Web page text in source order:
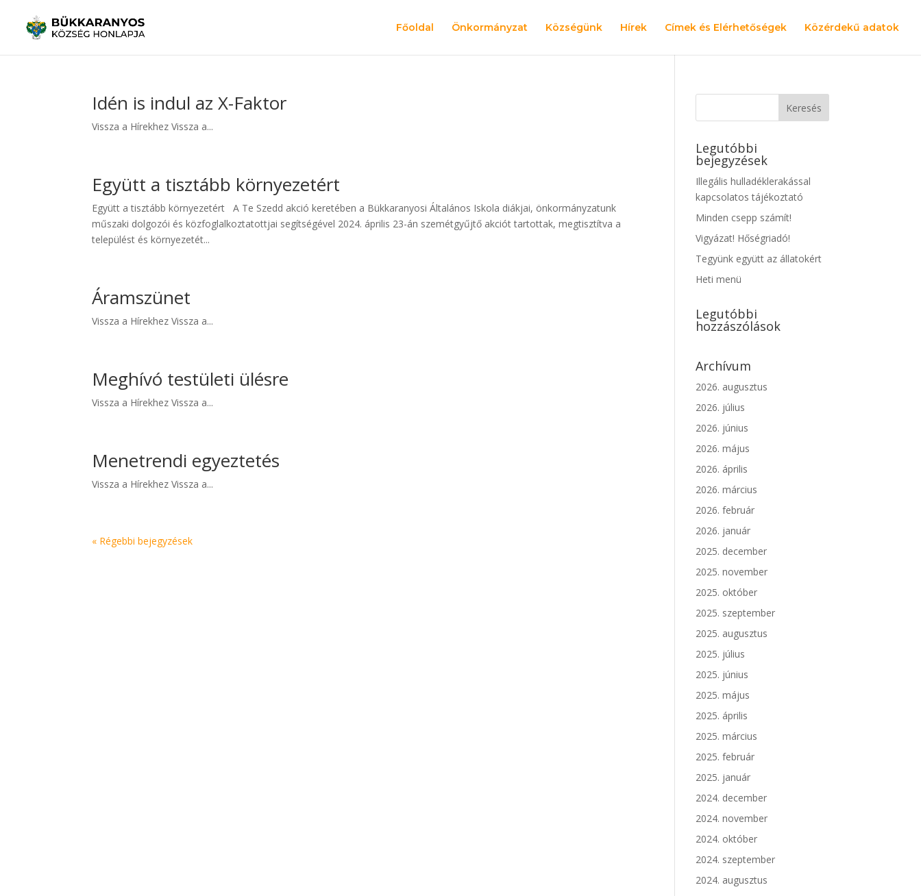
Főoldal Önkormányzat Községünk Hírek Címek és Elérhetőségek Közérdekű adatok
Idén is indul az X-Faktor
Vissza a Hírekhez Vissza a...
Együtt a tisztább környezetért
Együtt a tisztább környezetért A Te Szedd akció keretében a Bükkaranyosi Általános Iskola diákjai, önkormányzatunk
műszaki dolgozói és közfoglalkoztatottjai segítségével 2024. április 23-án szemétgyűjtő akciót tartottak, megtisztítva a
települést és környezetét...
Áramszünet
Vissza a Hírekhez Vissza a...
Meghívó testületi ülésre
Vissza a Hírekhez Vissza a...
Menetrendi egyeztetés
Vissza a Hírekhez Vissza a...
« Régebbi bejegyzések
Legutóbbi
bejegyzések
Illegális hulladéklerakással
kapcsolatos tájékoztató
Minden csepp számít!
Vigyázat! Hőségriadó!
Tegyünk együtt az állatokért
Heti menü
Legutóbbi
hozzászólások
Archívum
2026. augusztus
2026. július
2026. június
2026. május
2026. április
2026. március
2026. február
2026. január
2025. december
2025. november
2025. október
2025. szeptember
2025. augusztus
2025. július
2025. június
2025. május
2025. április
2025. március
2025. február
2025. január
2024. december
2024. november
2024. október
2024. szeptember
2024. augusztus